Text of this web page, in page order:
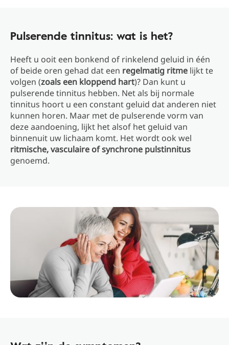
Pulserende tinnitus: wat is het?
Heeft u ooit een bonkend of rinkelend geluid in één
of beide oren gehad dat een regelmatig ritme lijkt te
volgen (zoals een kloppend hart)? Dan kunt u
pulserende tinnitus hebben. Net als bij normale
tinnitus hoort u een constant geluid dat anderen niet
kunnen horen. Maar met de pulserende vorm van
deze aandoening, lijkt het alsof het geluid van
binnenuit uw lichaam komt. Het wordt ook wel
ritmische, vasculaire of synchrone pulstinnitus
genoemd.